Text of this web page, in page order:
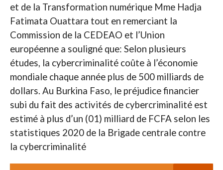
et de la Transformation numérique Mme Hadja
Fatimata Ouattara tout en remerciant la
Commission de la CEDEAO et l’Union
européenne a souligné que: Selon plusieurs
études, la cybercriminalité coûte à l’économie
mondiale chaque année plus de 500 milliards de
dollars. Au Burkina Faso, le préjudice financier
subi du fait des activités de cybercriminalité est
estimé à plus d’un (01) milliard de FCFA selon les
statistiques 2020 de la Brigade centrale contre
la cybercriminalité